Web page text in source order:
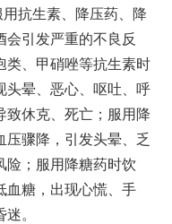
抗生素、降压药、降
会引发严重的不良反
类、甲硝唑等抗生素时
头晕、恶心、呕吐、呼
致休克、死亡；服用降
压骤降，引发头晕、乏
险；服用降糖药时饮
血糖，出现心慌、手
。